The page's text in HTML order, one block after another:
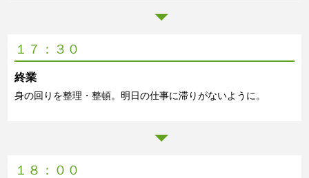
１７：３０
終業
身の回りを整理・整頓。明日の仕事に滞りがないように。
１８：００